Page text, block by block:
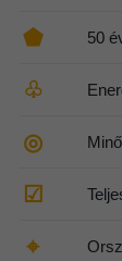
⬟ 50
♧
◎
☑
⌖